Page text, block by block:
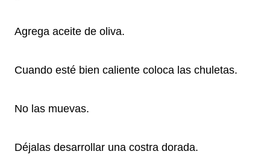
Agrega aceite de oliva.
Cuando esté bien caliente coloca las chuletas.
No las muevas.
Déjalas desarrollar una costra dorada.